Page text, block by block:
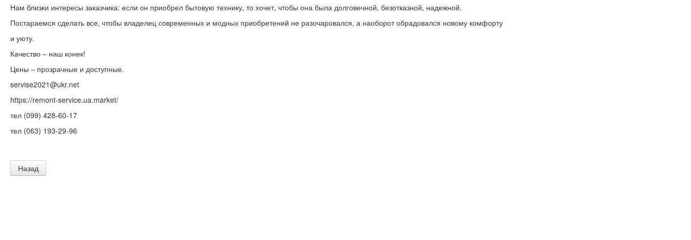
Нам близки интересы заказчика: если он приобрел бытовую технику, то хочет, чтобы она была долговечной, безотказной, надежной.
Постараемся сделать все, чтобы владелец современных и модных приобретений не разочаровался, а наоборот обрадовался новому комфорту
и уюту.
Качество – наш конек!
Цены – прозрачные и доступные.
servise2021@ukr.net
https://remont-service.ua.market/
тел (099) 428-60-17
тел (063) 193-29-96
Назад